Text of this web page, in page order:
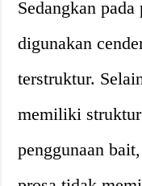
Sedangkan pada
digunakan
terstruktur.
memiliki
penggunaan